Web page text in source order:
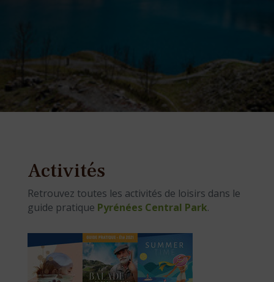
Activités
Retrouvez toutes les activités de loisirs dans le
guide pratique Pyrénées Central Park.